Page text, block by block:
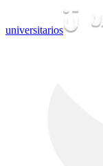
universitarios